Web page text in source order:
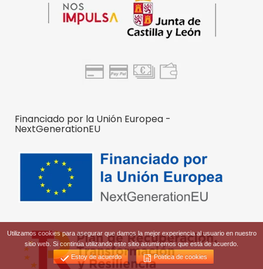
Financiado por la Unión Europea -
NextGenerationEU
Utilizamos cookies para asegurar que damos la mejor experiencia al usuario en nuestro
sitio web. Si continúa utilizando este sitio asumiremos que está de acuerdo.
Estoy de acuerdo
Política de cookies